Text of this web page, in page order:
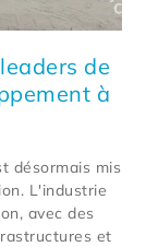
de
à
désormais mis
L'industrie
avec des
et